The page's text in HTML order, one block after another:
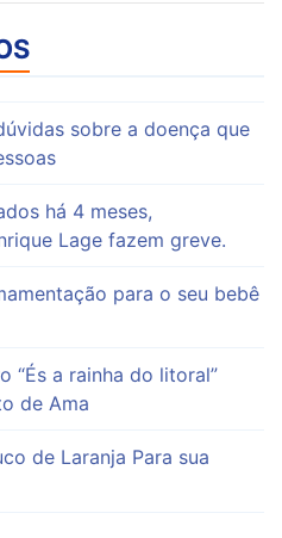
sobre a doença que
há 4 meses,
Lage fazem greve.
para o seu bebê
“És a rainha do litoral”
de Ama
de Laranja Para sua